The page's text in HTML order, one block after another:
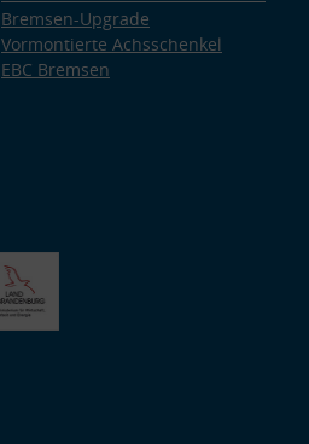
Bremsen-Upgrade
Vormontierte Achsschenkel
EBC Bremsen